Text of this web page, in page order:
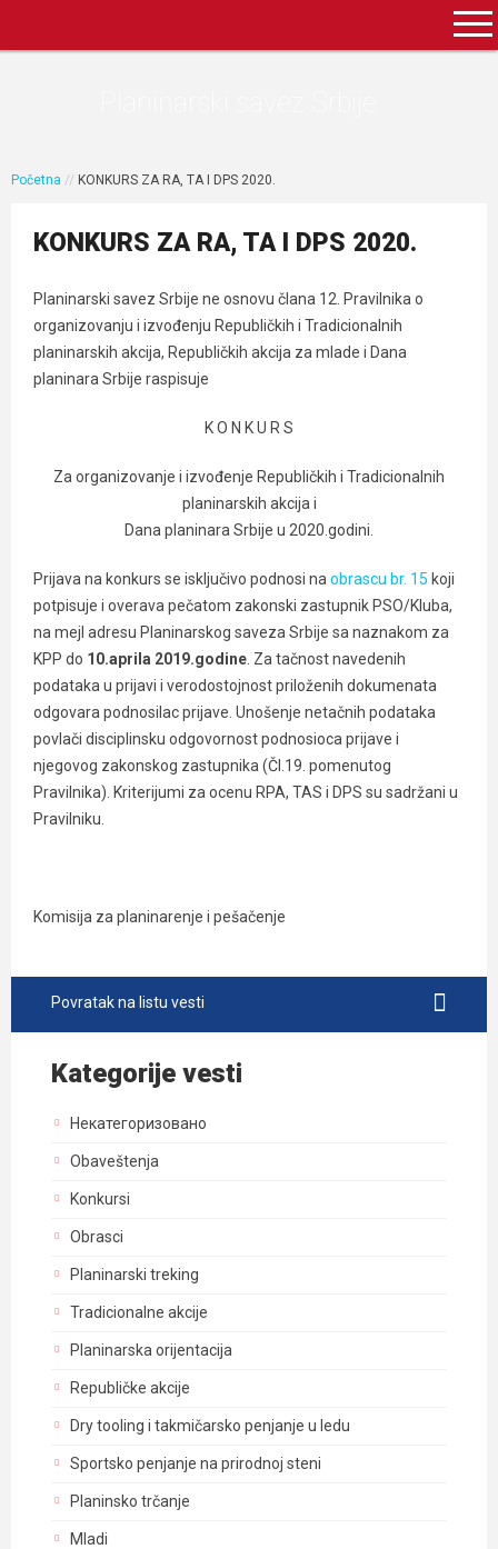
Početna // KONKURS ZA RA, TA I DPS 2020.
KONKURS ZA RA, TA I DPS 2020.
Planinarski savez Srbije ne osnovu člana 12. Pravilnika o
organizovanju i izvođenju Republičkih i Tradicionalnih
planinarskih akcija, Republičkih akcija za mlade i Dana
planinara Srbije raspisuje
K O N K U R S
Za organizovanje i izvođenje Republičkih i Tradicionalnih
planinarskih akcija i
Dana planinara Srbije u 2020.godini.
Prijava na konkurs se isključivo podnosi na obrascu br. 15 koji
potpisuje i overava pečatom zakonski zastupnik PSO/Kluba,
na mejl adresu Planinarskog saveza Srbije sa naznakom za
KPP do 10.aprila 2019.godine . Za tačnost navedenih
podataka u prijavi i verodostojnost priloženih dokumenata
odgovara podnosilac prijave. Unošenje netačnih podataka
povlači disciplinsku odgovornost podnosioca prijave i
njegovog zakonskog zastupnika (Čl.19. pomenutog
Pravilnika). Kriterijumi za ocenu RPA, TAS i DPS su sadržani u
Pravilniku.
Komisija za planinarenje i pešačenje
Povratak na listu vesti
Kategorije vesti
Некатегоризовано
Obaveštenja
Konkursi
Obrasci
Planinarski treking
Tradicionalne akcije
Planinarska orijentacija
Republičke akcije
Dry tooling i takmičarsko penjanje u ledu
Sportsko penjanje na prirodnoj steni
Planinsko trčanje
Mladi